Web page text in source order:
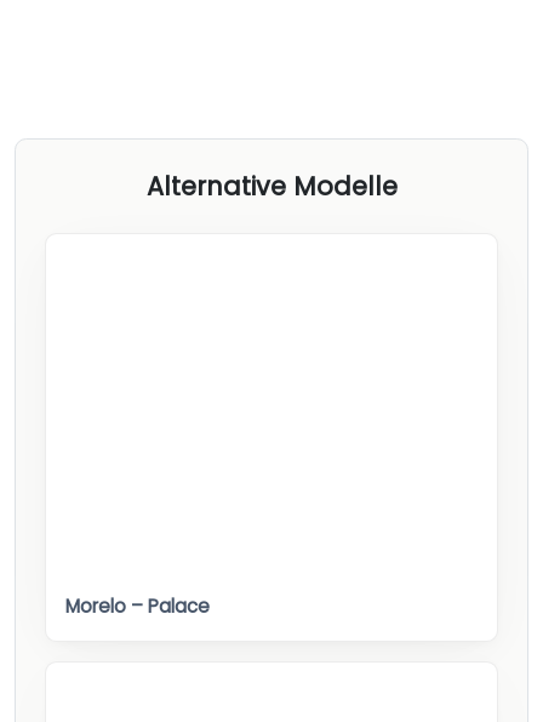
Alternative Modelle
Morelo – Palace